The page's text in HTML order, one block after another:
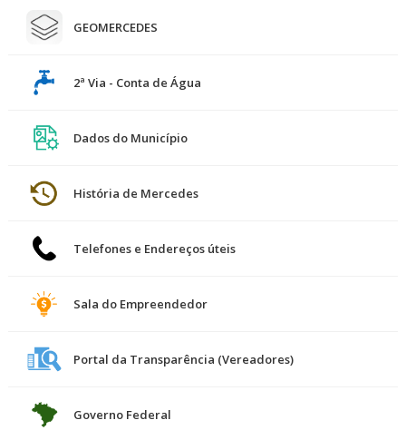
GEOMERCEDES
2ª Via - Conta de Água
Dados do Município
História de Mercedes
Telefones e Endereços úteis
Sala do Empreendedor
Portal da Transparência (Vereadores)
Governo Federal